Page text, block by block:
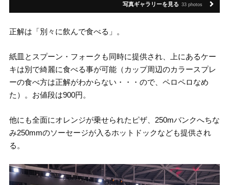
写真ギャラリーを見る 33 photos
正解は「別々に飲んで食べる」。
紙皿とスプーン・フォークも同時に提供され、上にあるケー
キは別で綺麗に食べる事が可能（カップ周辺のカラースプレ
ーの食べ方は正解がわからない・・・ので、ペロペロなめ
た）。お値段は900円。
他にも全面にオレンジが乗せられたピザ、250mバンクへちな
み250mmのソーセージが入るホットドックなども提供され
る。